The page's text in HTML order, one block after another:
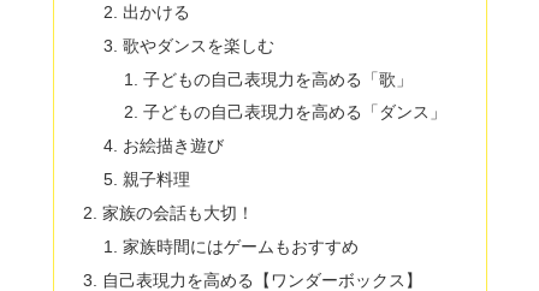
出かける
歌やダンスを楽しむ
子どもの自己表現力を高める「歌」
子どもの自己表現力を高める「ダンス」
お絵描き遊び
親子料理
家族の会話も大切！
家族時間にはゲームもおすすめ
自己表現力を高める【ワンダーボックス】